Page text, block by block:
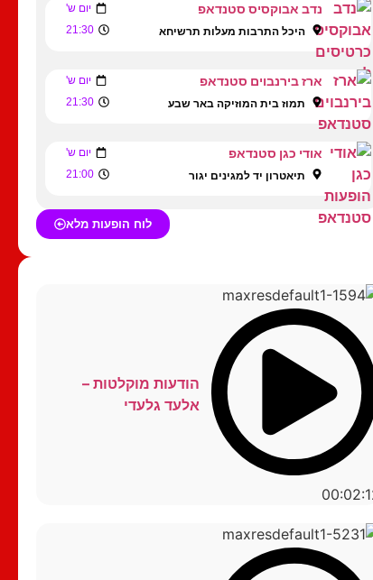
נדב אבוקסיס סטנדאפ יום ש'
היכל התרבות מעלות תרשיחא 21:30
ארז בירנבוים סטנדאפ יום ש'
תמוז בית המוזיקה באר שבע 21:30
אודי כגן סטנדאפ יום ש'
תיאטרון יד למגינים יגור 21:00
לוח הופעות מלא
הודעות מוקלטות –
אלעד גלעדי